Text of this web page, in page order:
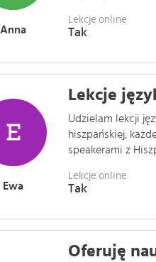
Anna
Lekcje online
Tak
Ewa
Lekcje
Udzielam lekcji
hiszpańskiej,
speakerami z
Lekcje online
Tak
Oferuję